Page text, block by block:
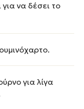
να δέσει το
για λίγα